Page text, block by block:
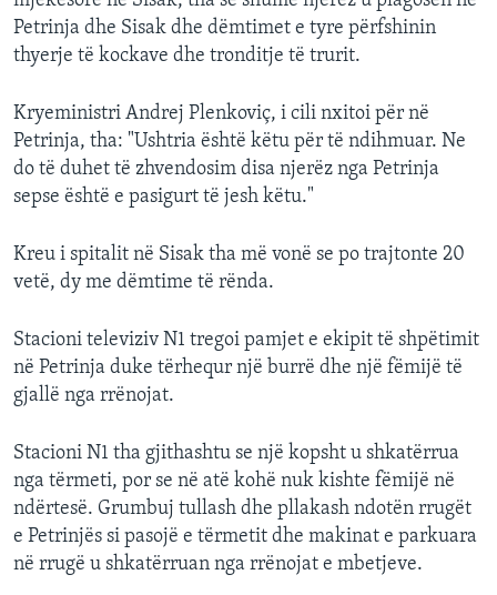
Petrinja dhe Sisak dhe dëmtimet e tyre përfshinin
thyerje të kockave dhe tronditje të trurit.
Kryeministri Andrej Plenkoviç, i cili nxitoi për në
Petrinja, tha: "Ushtria është këtu për të ndihmuar. Ne
do të duhet të zhvendosim disa njerëz nga Petrinja
sepse është e pasigurt të jesh këtu."
Kreu i spitalit në Sisak tha më vonë se po trajtonte 20
vetë, dy me dëmtime të rënda.
Stacioni televiziv N1 tregoi pamjet e ekipit të shpëtimit
në Petrinja duke tërhequr një burrë dhe një fëmijë të
gjallë nga rrënojat.
Stacioni N1 tha gjithashtu se një kopsht u shkatërrua
nga tërmeti, por se në atë kohë nuk kishte fëmijë në
ndërtesë. Grumbuj tullash dhe pllakash ndotën rrugët
e Petrinjës si pasojë e tërmetit dhe makinat e parkuara
në rrugë u shkatërruan nga rrënojat e mbetjeve.